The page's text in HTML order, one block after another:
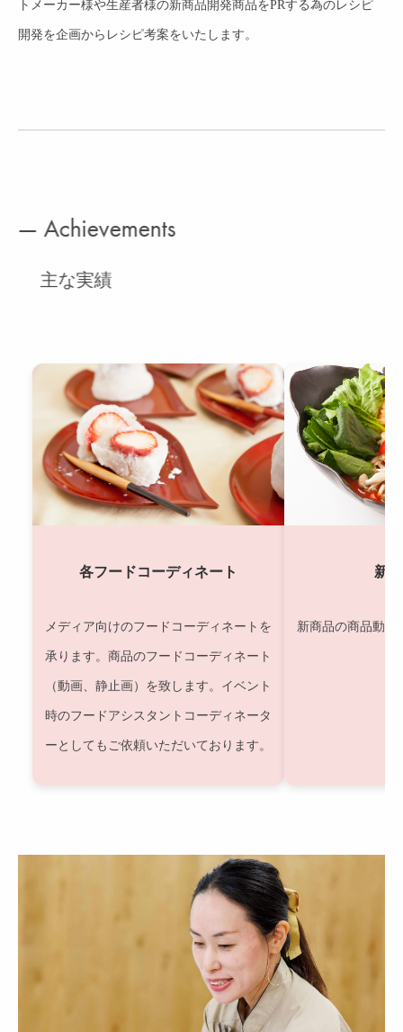
トメーカー様や生産者様の新商品開発商品をPRする為のレシピ
開発を企画からレシピ考案をいたします。
— Achievements
主な実績
各フードコーディネート
メディア向けのフードコーディネートを
承ります。商品のフードコーディネート
（動画、静止画）を致します。イベント
時のフードアシスタントコーディネータ
ーとしてもご依頼いただいております。
新
新商品の商品動画